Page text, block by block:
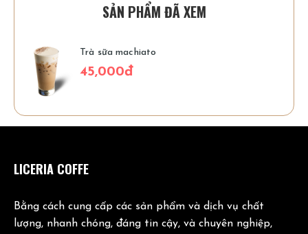
SẢN PHẨM ĐÃ XEM
Trà sữa machiato
45,000đ
LICERIA COFFE
Bằng cách cung cấp các sản phẩm và dịch vụ chất
lượng, nhanh chóng, đáng tin cậy, và chuyên nghiệp,